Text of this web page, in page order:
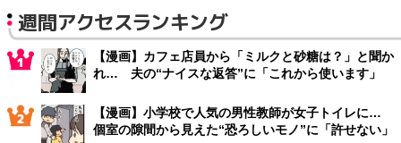
週間アクセスランキング
【漫画】カフェ店員から「ミルクと砂糖は？」と聞か
れ… 夫の“ナイスな返答”に「これから使います」
【漫画】小学校で人気の男性教師が女子トイレに…
個室の隙間から見えた“恐ろしいモノ”に「許せない」